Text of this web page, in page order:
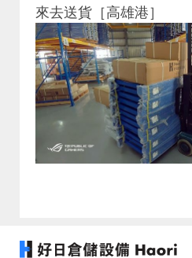
來去送貨［高雄港］